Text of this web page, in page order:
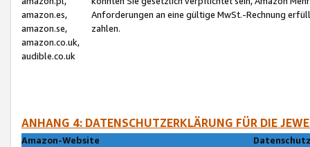
amazon.es,
amazon.se,
amazon.co.uk,
audible.co.uk
Anforderungen an eine gültige MwSt.-Rechnung
zahlen.
ANHANG 4: DATENSCHUTZERKLÄRUNG FÜR DIE
Amazon-Website